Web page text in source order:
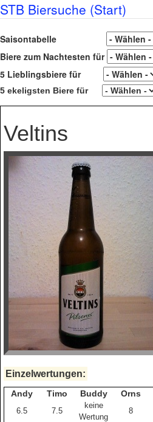
STB Biersuche (Start)
Saisontabelle
Biere zum Nachtesten für
5 Lieblingsbiere für
5 ekeligsten Biere für
Veltins
Einzelwertungen:
Andy Timo Buddy Orns
6.5 7.5
keine
Wertung
8